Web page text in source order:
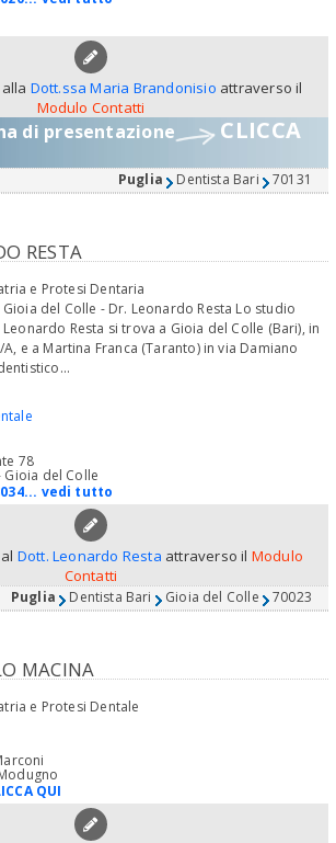
Dott.ssa Maria Brandonisio attraverso il
Modulo Contatti
di presentazione CLICCA
Puglia Dentista Bari 70131
RESTA
e Protesi Dentaria
del Colle - Dr. Leonardo Resta Lo studio
Resta si trova a Gioia del Colle (Bari), in
e a Martina Franca (Taranto) in via Damiano
78
Gioia del Colle
vedi tutto
Dott. Leonardo Resta attraverso il Modulo
Contatti
Puglia Dentista Bari Gioia del Colle 70023
MACINA
e Protesi Dentale
QUI